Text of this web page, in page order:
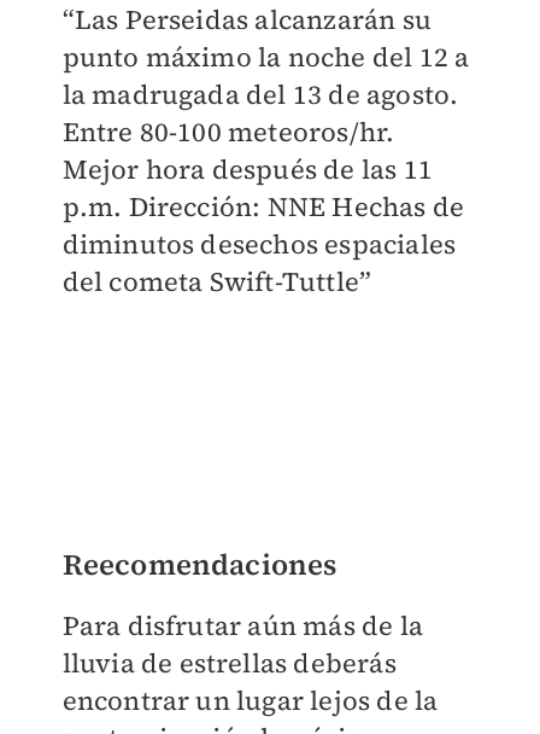
“Las Perseidas alcanzarán su
punto máximo la noche del 12 a
la madrugada del 13 de agosto.
Entre 80-100 meteoros/hr.
Mejor hora después de las 11
p.m. Dirección: NNE Hechas de
diminutos desechos espaciales
del cometa Swift-Tuttle”
Reecomendaciones
Para disfrutar aún más de la
lluvia de estrellas deberás
encontrar un lugar lejos de la